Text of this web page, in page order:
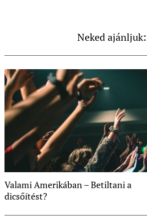
Neked ajánljuk:
Valami Amerikában – Betiltani a
dicsőítést?